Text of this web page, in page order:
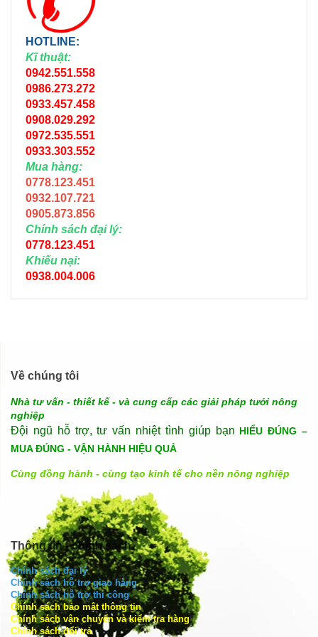
Về chúng tôi
Nhà tư vấn - thiết kế - và cung cấp các giải pháp tưới nông
nghiệp
Đội ngũ hỗ trợ, tư vấn nhiệt tình giúp bạn HIỂU ĐÚNG –
MUA ĐÚNG - VẬN HÀNH HIỆU QUẢ
Cùng đồng hành - cùng tạo kinh tế cho nền nông nghiệp
Thông tin - chính sách
Chính sách đại lý
Chính sách hỗ trợ giao hàng
Chính sách hỗ trợ thi công
Chính sách bảo mật thông tin
Chính sách vận chuyển và kiểm tra hàng
Chính sách đổi trả
HOTLINE:
Kĩ thuật:
0942.551.558
0986.273.272
0933.457.458
0908.029.292
0972.535.551
0933.303.552
Mua hàng:
0778.123.451
0932.107.721
0905.873.856
Chính sách đại lý:
0778.123.451
Khiếu nại:
0938.004.006